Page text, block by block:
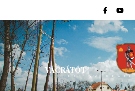
VÁCRÁTÓT
PEST VÁRMEGYE